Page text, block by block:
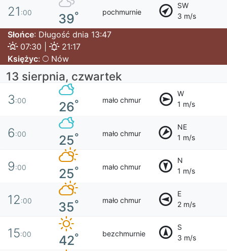
21 :00 39° pochmurnie
SW
3 m/s
Słońce: Długość dnia 13:47
07:30 |
21:17
Księżyc: Nów
13 sierpnia, czwartek
3:00 26° mało chmur
W
1 m/s
6:00 25° mało chmur
NE
1 m/s
9:00 25° mało chmur
N
1 m/s
12:00 35° mało chmur
E
2 m/s
15:00 42° bezchmurnie
S
3 m/s